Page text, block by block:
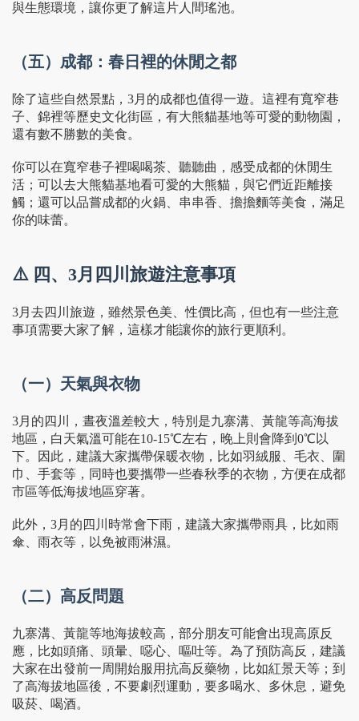
與生態環境，讓你更了解這片人間瑤池。
（五）成都：春日裡的休閒之都
除了這些自然景點，3月的成都也值得一遊。這裡有寬窄巷
子、錦裡等歷史文化街區，有大熊貓基地等可愛的動物園，
還有數不勝數的美食。
你可以在寬窄巷子裡喝喝茶、聽聽曲，感受成都的休閒生
活；可以去大熊貓基地看可愛的大熊貓，與它們近距離接
觸；還可以品嘗成都的火鍋、串串香、擔擔麵等美食，滿足
你的味蕾。
⚠️ 四、3月四川旅遊注意事項
3月去四川旅遊，雖然景色美、性價比高，但也有一些注意
事項需要大家了解，這樣才能讓你的旅行更順利。
（一）天氣與衣物
3月的四川，晝夜溫差較大，特別是九寨溝、黃龍等高海拔
地區，白天氣溫可能在10-15℃左右，晚上則會降到0℃以
下。因此，建議大家攜帶保暖衣物，比如羽絨服、毛衣、圍
巾、手套等，同時也要攜帶一些春秋季的衣物，方便在成都
市區等低海拔地區穿著。
此外，3月的四川時常會下雨，建議大家攜帶雨具，比如雨
傘、雨衣等，以免被雨淋濕。
（二）高反問題
九寨溝、黃龍等地海拔較高，部分朋友可能會出現高原反
應，比如頭痛、頭暈、噁心、嘔吐等。為了預防高反，建議
大家在出發前一周開始服用抗高反藥物，比如紅景天等；到
了高海拔地區後，不要劇烈運動，要多喝水、多休息，避免
吸菸、喝酒。